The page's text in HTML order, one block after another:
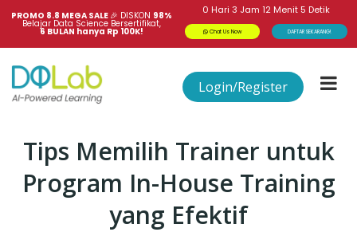
PROMO 8.8 MEGA SALE 🎉 DISKON 98%
Belajar Data Science Bersertifikat,
6 BULAN hanya Rp 100K!
0 Hari 3 Jam 12Menit 5 Detik
Chat Us Now DAFTAR SEKARANG!
Login/Register
Tips Memilih Trainer untuk
Program In-House Training
yang Efektif